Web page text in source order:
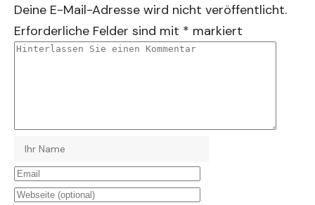
Deine E-Mail-Adresse wird nicht veröffentlicht.
Erforderliche Felder sind mit * markiert